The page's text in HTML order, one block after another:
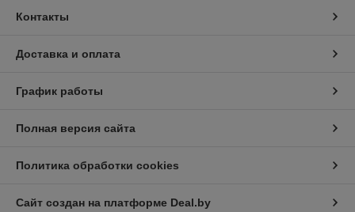
Контакты
Доставка и оплата
График работы
Полная версия сайта
Политика обработки cookies
Сайт создан на платформе Deal.by